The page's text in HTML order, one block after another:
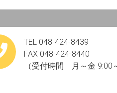
TEL 048-424-8439
FAX 048-424-8440
（受付時間 月～金 9:00